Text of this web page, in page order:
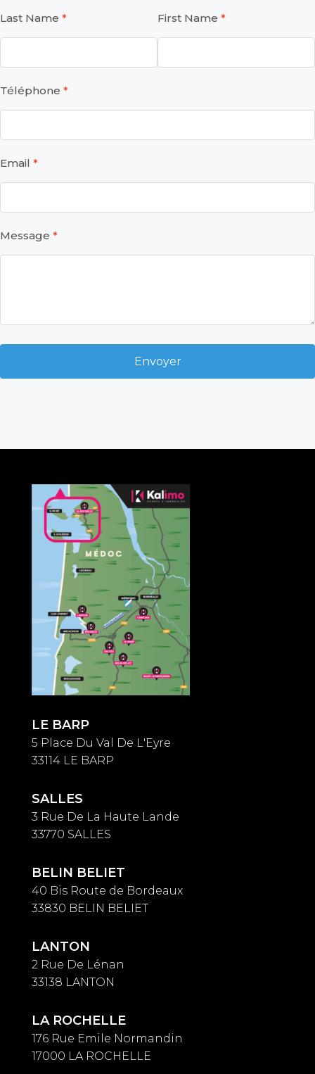
Last Name First Name
Téléphone
Email
Message
Envoyer
LE BARP
5 Place Du Val De L'Eyre
33114 LE BARP
SALLES
3 Rue De La Haute Lande
33770 SALLES
BELIN BELIET
40 Bis Route de Bordeaux
33830 BELIN BELIET
LANTON
2 Rue De Lénan
33138 LANTON
LA ROCHELLE
176 Rue Emile Normandin
17000 LA ROCHELLE